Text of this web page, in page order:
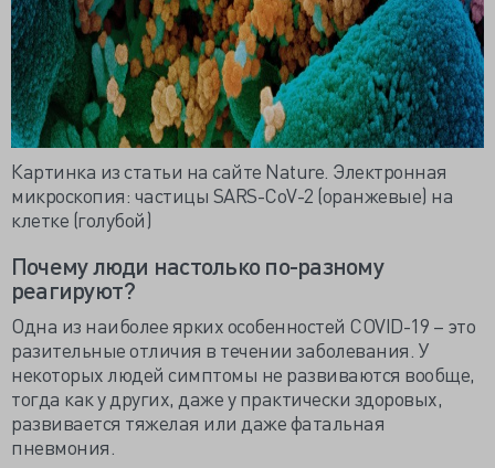
Картинка из статьи на сайте Nature. Электронная
микроскопия: частицы SARS-CoV-2 (оранжевые) на
клетке (голубой)
Почему люди настолько по-разному
реагируют?
Одна из наиболее ярких особенностей COVID-19 – это
разительные отличия в течении заболевания. У
некоторых людей симптомы не развиваются вообще,
тогда как у других, даже у практически здоровых,
развивается тяжелая или даже фатальная
пневмония.